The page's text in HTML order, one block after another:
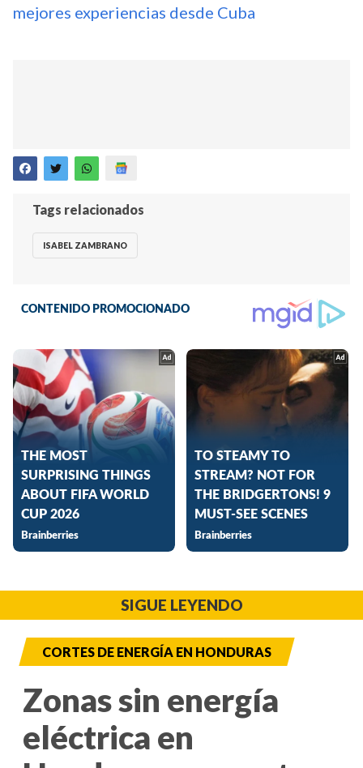
mejores experiencias desde Cuba
Tags relacionados
ISABEL ZAMBRANO
SIGUE LEYENDO
CORTES DE ENERGÍA EN HONDURAS
Zonas sin energía
eléctrica en